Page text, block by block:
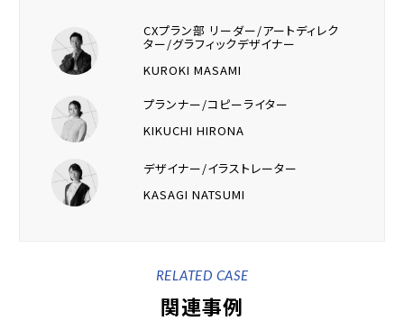
CXプラン部 リーダー/アートディレク
ター/グラフィックデザイナー
KUROKI MASAMI
プランナー/コピーライター
KIKUCHI HIRONA
デザイナー/イラストレーター
KASAGI NATSUMI
RELATED CASE
関連事例